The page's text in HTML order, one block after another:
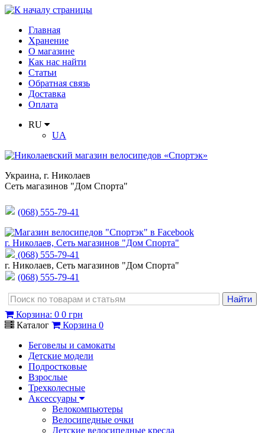
Главная
Хранение
О магазине
Как нас найти
Статьи
Обратная связь
Доставка
Оплата
RU
UA
Украина, г. Николаев
Сеть магазинов "Дом Спорта"
(068) 555-79-41
г. Николаев, Сеть магазинов "Дом Спорта"
(068) 555-79-41
г. Николаев, Сеть магазинов "Дом Спорта"
(068) 555-79-41
Корзина: 0 0 грн
Каталог
Корзина 0
Беговелы и самокаты
Детские модели
Подростковые
Взрослые
Трехколесные
Аксессуары
Велокомпьютеры
Велосипедные очки
Детские велосипедные кресла